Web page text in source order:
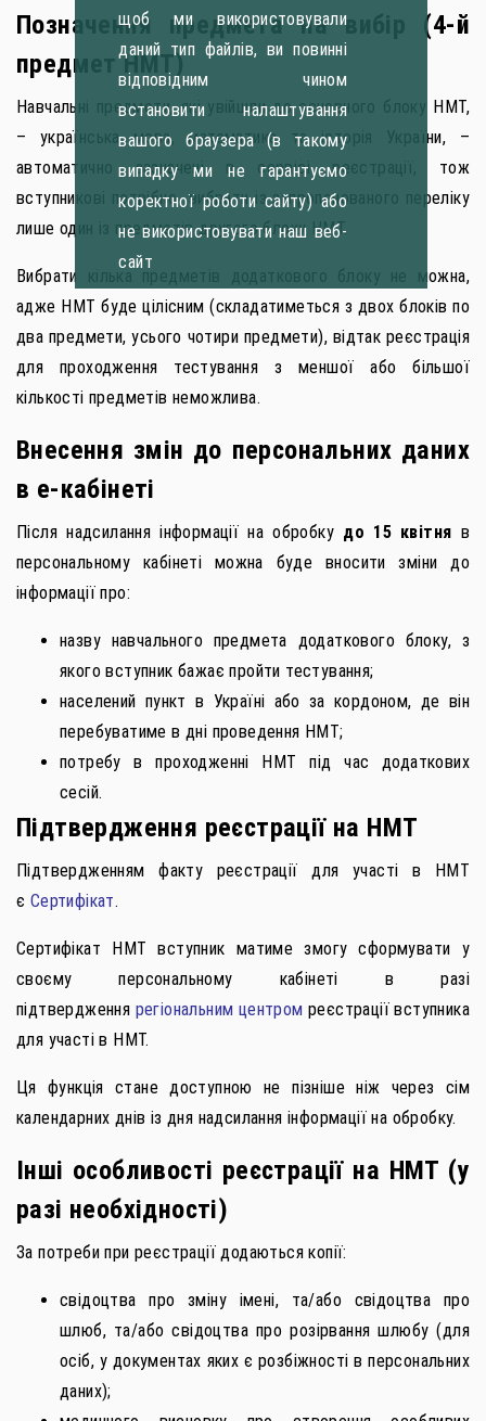
Позначення предмета на вибір (4-й
предмет НМТ)
Навчальні предмети, які увійшли до основного блоку НМТ,
– українська мова, математика та історія України, –
автоматично зазначені в сервісі реєстрації, тож
вступникові потрібно вибрати із запропонованого переліку
лише один із предметів другого блоку НМТ.
Вибрати кілька предметів додаткового блоку не можна,
адже НМТ буде цілісним (складатиметься з двох блоків по
два предмети, усього чотири предмети), відтак реєстрація
для проходження тестування з меншої або більшої
кількості предметів неможлива.
Внесення змін до персональних даних
в е-кабінеті
Після надсилання інформації на обробку до 15 квітня в
персональному кабінеті можна буде вносити зміни до
інформації про:
назву навчального предмета додаткового блоку, з
якого вступник бажає пройти тестування;
населений пункт в Україні або за кордоном, де він
перебуватиме в дні проведення НМТ;
потребу в проходженні НМТ під час додаткових
сесій.
Підтвердження реєстрації на НМТ
Підтвердженням факту реєстрації для участі в НМТ
є Сертифікат.
Сертифікат НМТ вступник матиме змогу сформувати у
своєму персональному кабінеті в разі
підтвердження регіональним центром реєстрації вступника
для участі в НМТ.
Ця функція стане доступною не пізніше ніж через сім
календарних днів із дня надсилання інформації на обробку.
Інші особливості реєстрації на НМТ (у
разі необхідності)
За потреби при реєстрації додаються копії:
свідоцтва про зміну імені, та/або свідоцтва про
шлюб, та/або свідоцтва про розірвання шлюбу (для
осіб, у документах яких є розбіжності в персональних
даних);
щоб ми використовували
даний тип файлів, ви повинні
відповідним чином
встановити налаштування
вашого браузера (в такому
випадку ми не гарантуємо
коректної роботи сайту) або
не використовувати наш веб-
сайт